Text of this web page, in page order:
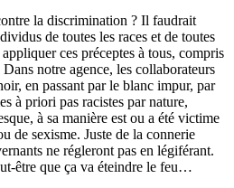
la discrimination ? Il faudrait
de toutes les races et de toutes
ces préceptes à tous, compris
notre agence, les collaborateurs
en passant par le blanc impur, par
à priori pas racistes par nature,
à sa manière est ou a été victime
de sexisme. Juste de la connerie
ne régleront pas en légiférant.
être que ça va éteindre le feu…